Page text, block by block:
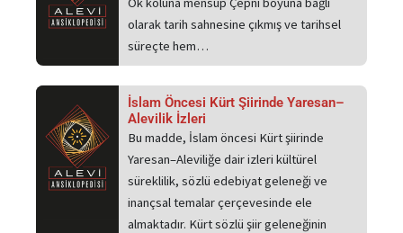
olarak tarih sahnesine çıkmış ve tarihsel
süreçte hem…
İslam Öncesi Kürt Şiirinde Yaresan–
Alevilik İzleri
Bu madde, İslam öncesi Kürt şiirinde
Yaresan–Aleviliğe dair izleri kültürel
süreklilik, sözlü edebiyat geleneği ve
inançsal temalar çerçevesinde ele
almaktadır. Kürt sözlü şiir geleneğinin